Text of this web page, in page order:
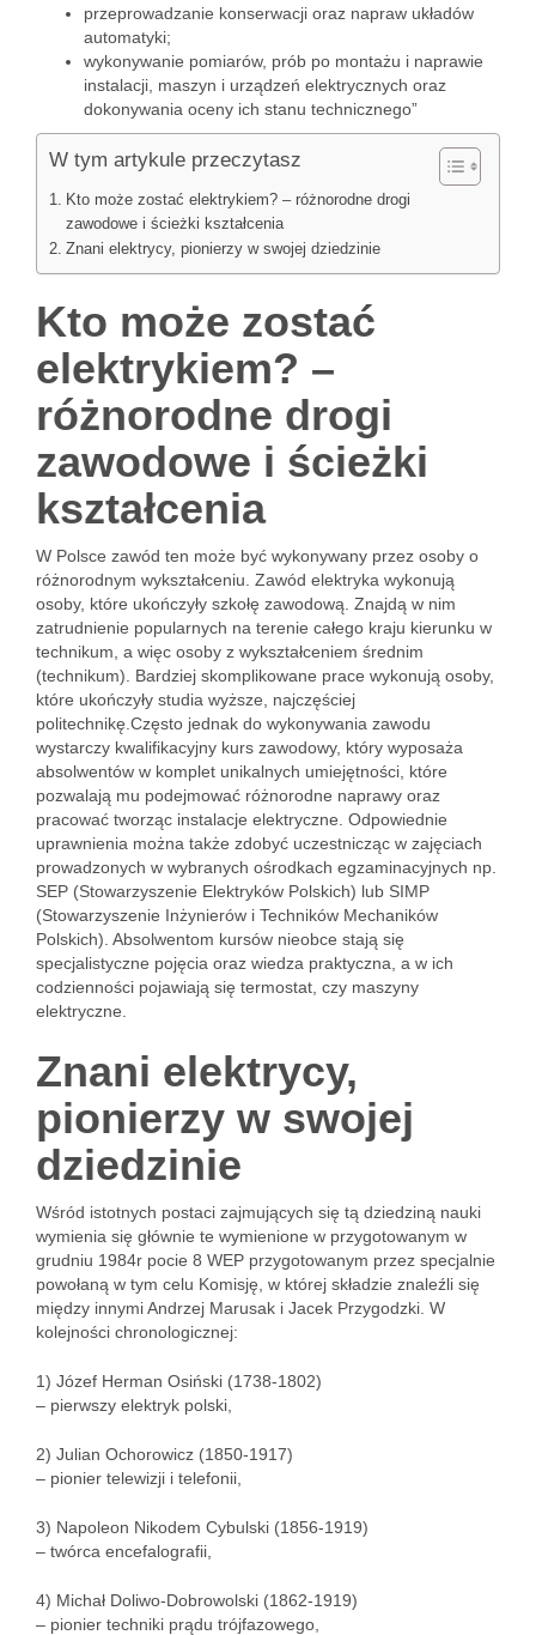
przeprowadzanie konserwacji oraz napraw układów
automatyki;
wykonywanie pomiarów, prób po montażu i naprawie
instalacji, maszyn i urządzeń elektrycznych oraz
dokonywania oceny ich stanu technicznego”
W tym artykule przeczytasz
Kto może zostać elektrykiem? – różnorodne drogi
zawodowe i ścieżki kształcenia
Znani elektrycy, pionierzy w swojej dziedzinie
Kto może zostać
elektrykiem? –
różnorodne drogi
zawodowe i ścieżki
kształcenia
W Polsce zawód ten może być wykonywany przez osoby o
różnorodnym wykształceniu. Zawód elektryka wykonują
osoby, które ukończyły szkołę zawodową. Znajdą w nim
zatrudnienie popularnych na terenie całego kraju kierunku w
technikum, a więc osoby z wykształceniem średnim
(technikum). Bardziej skomplikowane prace wykonują osoby,
które ukończyły studia wyższe, najczęściej
politechnikę.Często jednak do wykonywania zawodu
wystarczy kwalifikacyjny kurs zawodowy, który wyposaża
absolwentów w komplet unikalnych umiejętności, które
pozwalają mu podejmować różnorodne naprawy oraz
pracować tworząc instalacje elektryczne. Odpowiednie
uprawnienia można także zdobyć uczestnicząc w zajęciach
prowadzonych w wybranych ośrodkach egzaminacyjnych np.
SEP (Stowarzyszenie Elektryków Polskich) lub SIMP
(Stowarzyszenie Inżynierów i Techników Mechaników
Polskich). Absolwentom kursów nieobce stają się
specjalistyczne pojęcia oraz wiedza praktyczna, a w ich
codzienności pojawiają się termostat, czy maszyny
elektryczne.
Znani elektrycy,
pionierzy w swojej
dziedzinie
Wśród istotnych postaci zajmujących się tą dziedziną nauki
wymienia się głównie te wymienione w przygotowanym w
grudniu 1984r pocie 8 WEP przygotowanym przez specjalnie
powołaną w tym celu Komisję, w której składzie znaleźli się
między innymi Andrzej Marusak i Jacek Przygodzki. W
kolejności chronologicznej:
1) Józef Herman Osiński (1738-1802)
– pierwszy elektryk polski,
2) Julian Ochorowicz (1850-1917)
– pionier telewizji i telefonii,
3) Napoleon Nikodem Cybulski (1856-1919)
– twórca encefalografii,
4) Michał Doliwo-Dobrowolski (1862-1919)
– pionier techniki prądu trójfazowego,